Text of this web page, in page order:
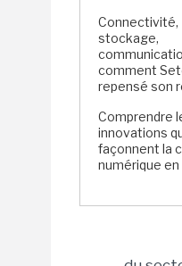
Connectivité,
stockage,
comment
repensé son
Comprendre
innovations
façonnent la
numérique en